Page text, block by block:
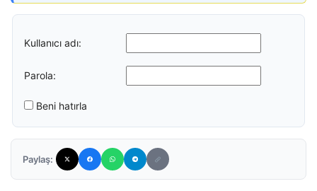
Kullanıcı adı:
Parola:
Beni hatırla
Paylaş: